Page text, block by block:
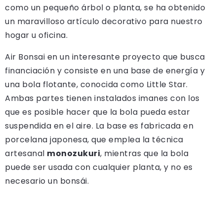
como un pequeño árbol o planta, se ha obtenido
un maravilloso artículo decorativo para nuestro
hogar u oficina.
Air Bonsai en un interesante proyecto que busca
financiación y consiste en una base de energía y
una bola flotante, conocida como Little Star.
Ambas partes tienen instalados imanes con los
que es posible hacer que la bola pueda estar
suspendida en el aire. La base es fabricada en
porcelana japonesa, que emplea la técnica
artesanal monozukuri, mientras que la bola
puede ser usada con cualquier planta, y no es
necesario un bonsái.